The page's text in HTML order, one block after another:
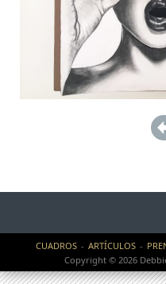
CUADROS ARTÍCULOS
Copyright © 2026